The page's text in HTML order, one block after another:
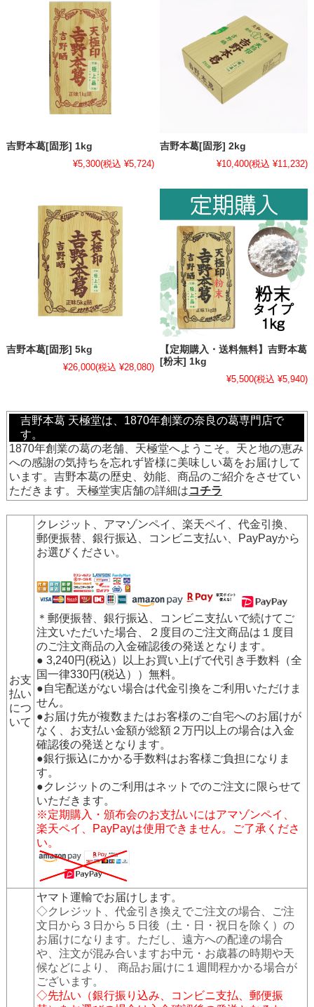
吉野本葛[固形] 1kg
¥5,300(税込 ¥5,724)
吉野本葛[固形] 2kg
¥10,400(税込 ¥11,232)
吉野本葛[固形] 5kg
¥26,000(税込 ¥28,080)
【定期購入・送料無料】吉野本葛
[粉末] 1kg
¥5,500(税込 ¥5,940)
吉野本葛 天極堂は、1870年創業の奈良の葛専門店で
す。
1870年創業の葛の老舗、天極堂へようこそ。天と地の恵み
への感謝の気持ちを忘れず皆様に美味しい葛をお届けして
います。吉野本葛の歴史、効能、商品のご紹介をさせてい
ただきます。天極堂実店舗の詳細はコチラ
お支
払い
につ
いて
クレジット、アマゾンペイ、楽天ペイ、代金引換、
郵便振替、銀行振込、コンビニ支払い、PayPayから
お選びください。
＊郵便振替、銀行振込、コンビニ支払いで続けてご
注文いただいた場合、２度目のご注文商品は１度目
のご注文商品の入金確認後の発送となります。
● 3,240円(税込）以上お買い上げで代引き手数料（全
国一律330円(税込））無料。
●自宅配送がない場合は代金引換をご利用いただけま
せん。
●お届け先が複数またはお客様のご自宅へのお届けが
なく、お支払い金額が総額２万円以上の場合は入金
確認後の発送となります。
●銀行振込にかかる手数料はお客様ご負担になりま
す。
●クレジットのご利用はネットでのご注文に限らせて
いただきます。
※定期購入・頒布会のお支払いにはアマゾンペイ、
楽天ペイ、PayPayは使用できません。ご了承くださ
い。
ヤマト運輸でお届けします。
◇クレジット、代金引き換えでご注文の場合、ご注
文日から３日から５日後（土・日・祝日を除く）の
お届けになります。ただし、遠方への配達の場合
や、注文が混み合いますお中元・お歳暮の時期や天
候などにより、 商品お届けに１週間程かかる場合が
ございます。
◇先払い（銀行振り込み、コンビニ支払、郵便振